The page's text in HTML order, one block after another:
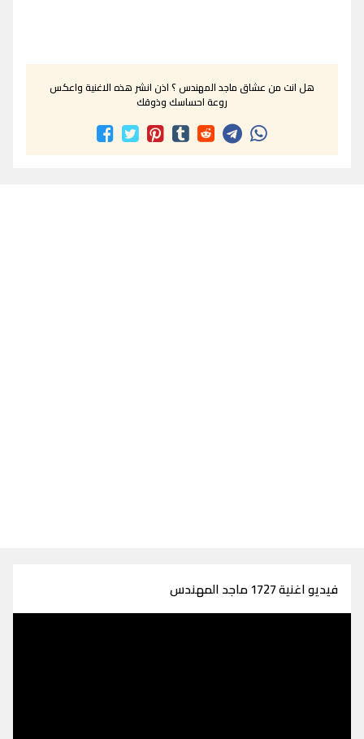
هل انت من عشاق ماجد المهندس ؟ اذن انشر هذه الاغنية واعكس
روعة احساسك وذوقك
فيديو اغنية 1727 ماجد المهندس